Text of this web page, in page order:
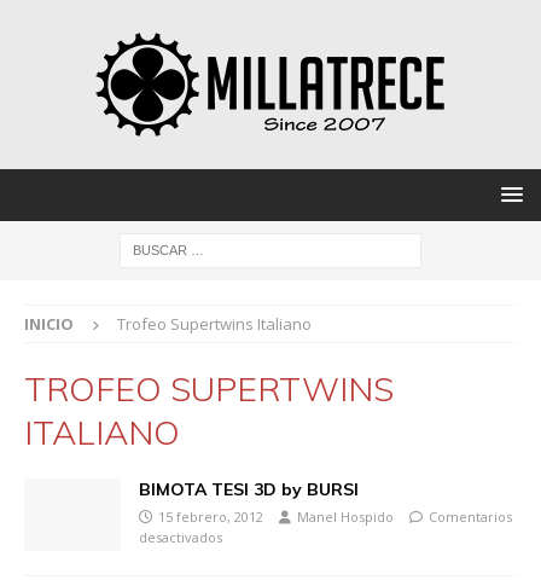
INICIO Trofeo Supertwins Italiano
TROFEO SUPERTWINS
ITALIANO
BIMOTA TESI 3D by BURSI
15 febrero, 2012 Manel Hospido
Comentarios
desactivados